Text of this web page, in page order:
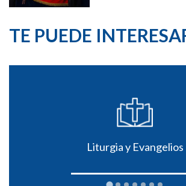
TE PUEDE
Liturgia y Evangelios